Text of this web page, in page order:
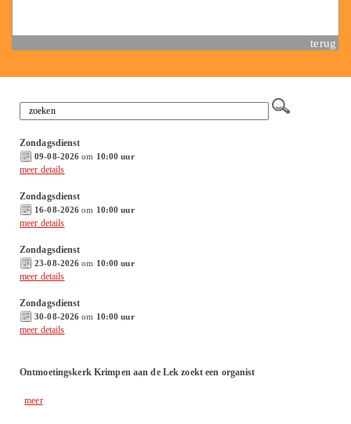
terug
Zondagsdienst
09-08-2026 om 10:00 uur
meer details
Zondagsdienst
16-08-2026 om 10:00 uur
meer details
Zondagsdienst
23-08-2026 om 10:00 uur
meer details
Zondagsdienst
30-08-2026 om 10:00 uur
meer details
Ontmoetingskerk Krimpen aan de Lek zoekt een organist
meer